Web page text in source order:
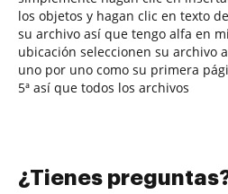
los objetos y hagan clic en texto
su archivo así que tengo alfa en
ubicación seleccionen su archivo
uno por uno como su primera
5ª así que todos los archivos
¿Tienes